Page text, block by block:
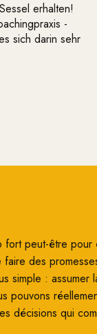
erhalten!
-
sich darin sehr
fort peut-être pour
des
simple : assumer
pouvons
décisions qui